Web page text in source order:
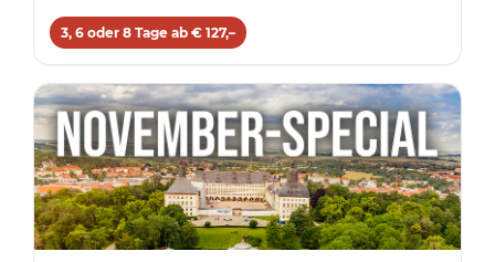
3, 6 oder 8 Tage ab € 127,–